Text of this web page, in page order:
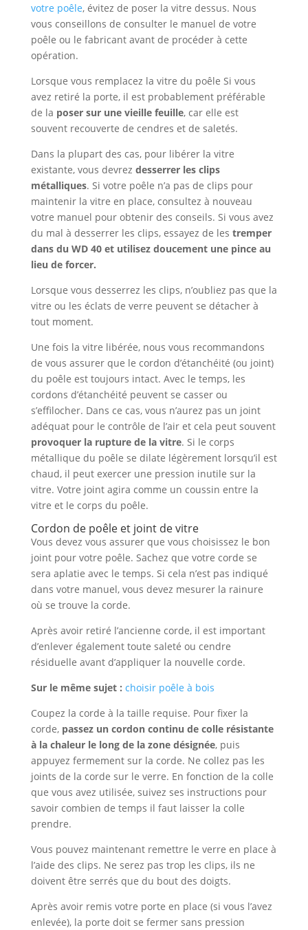
votre poêle, évitez de poser la vitre dessus. Nous
vous conseillons de consulter le manuel de votre
poêle ou le fabricant avant de procéder à cette
opération.
Lorsque vous remplacez la vitre du poêle Si vous
avez retiré la porte, il est probablement préférable
de la poser sur une vieille feuille, car elle est
souvent recouverte de cendres et de saletés.
Dans la plupart des cas, pour libérer la vitre
existante, vous devrez desserrer les clips
métalliques. Si votre poêle n’a pas de clips pour
maintenir la vitre en place, consultez à nouveau
votre manuel pour obtenir des conseils. Si vous avez
du mal à desserrer les clips, essayez de les tremper
dans du WD 40 et utilisez doucement une pince au
lieu de forcer.
Lorsque vous desserrez les clips, n’oubliez pas que la
vitre ou les éclats de verre peuvent se détacher à
tout moment.
Une fois la vitre libérée, nous vous recommandons
de vous assurer que le cordon d’étanchéité (ou joint)
du poêle est toujours intact. Avec le temps, les
cordons d’étanchéité peuvent se casser ou
s’effilocher. Dans ce cas, vous n’aurez pas un joint
adéquat pour le contrôle de l’air et cela peut souvent
provoquer la rupture de la vitre. Si le corps
métallique du poêle se dilate légèrement lorsqu’il est
chaud, il peut exercer une pression inutile sur la
vitre. Votre joint agira comme un coussin entre la
vitre et le corps du poêle.
Cordon de poêle et joint de vitre
Vous devez vous assurer que vous choisissez le bon
joint pour votre poêle. Sachez que votre corde se
sera aplatie avec le temps. Si cela n’est pas indiqué
dans votre manuel, vous devez mesurer la rainure
où se trouve la corde.
Après avoir retiré l’ancienne corde, il est important
d’enlever également toute saleté ou cendre
résiduelle avant d’appliquer la nouvelle corde.
Sur le même sujet : choisir poêle à bois
Coupez la corde à la taille requise. Pour fixer la
corde, passez un cordon continu de colle résistante
à la chaleur le long de la zone désignée, puis
appuyez fermement sur la corde. Ne collez pas les
joints de la corde sur le verre. En fonction de la colle
que vous avez utilisée, suivez ses instructions pour
savoir combien de temps il faut laisser la colle
prendre.
Vous pouvez maintenant remettre le verre en place à
l’aide des clips. Ne serez pas trop les clips, ils ne
doivent être serrés que du bout des doigts.
Après avoir remis votre porte en place (si vous l’avez
enlevée), la porte doit se fermer sans pression